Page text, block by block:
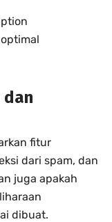
dan
fitur
dari spam, dan
juga apakah
dibuat.